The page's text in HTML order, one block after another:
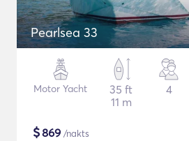
Pearlsea 33
Motor Yacht
35 ft
11 m
4
$869 /nakts